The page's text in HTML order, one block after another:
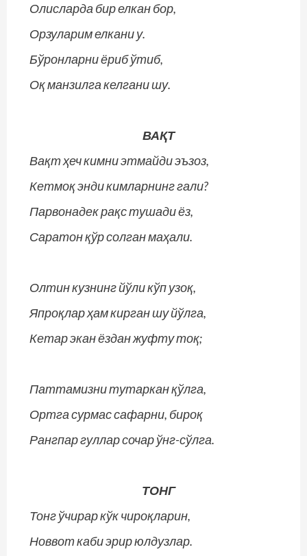
Олисларда бир елкан бор,
Орзуларим елкани у.
Бўронларни ёриб ўтиб,
Оқ манзилга келгани шу.
ВАҚТ
Вақт ҳеч кимни этмайди эъзоз,
Кетмоқ энди кимларнинг гали?
Парвонадек рақс тушади ёз,
Саратон қўр солган маҳали.
Олтин кузнинг йўли кўп узоқ,
Япроқлар ҳам кирган шу йўлга,
Кетар экан ёздан жуфту тоқ;
Паттамизни тутаркан қўлга,
Ортга сурмас сафарни, бироқ
Рангпар гуллар сочар ўнг-сўлга.
ТОНГ
Тонг ўчирар кўк чироқларин,
Новвот каби эрир юлдузлар.